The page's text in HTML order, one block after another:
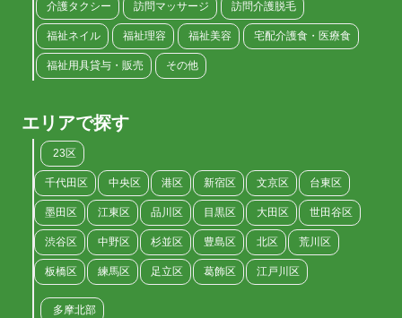
介護タクシー 訪問マッサージ 訪問介護脱毛
福祉ネイル 福祉理容 福祉美容 宅配介護食・医療食
福祉用具貸与・販売 その他
エリアで探す
23区
千代田区 中央区 港区 新宿区 文京区 台東区
墨田区 江東区 品川区 目黒区 大田区 世田谷区
渋谷区 中野区 杉並区 豊島区 北区 荒川区
板橋区 練馬区 足立区 葛飾区 江戸川区
多摩北部